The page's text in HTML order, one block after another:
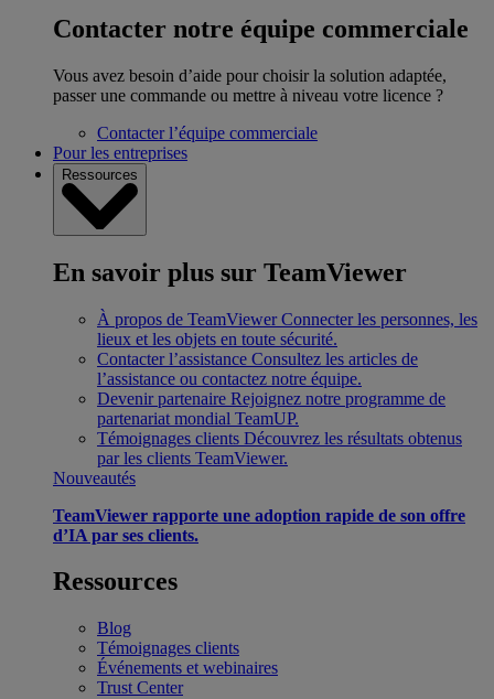
Contacter notre équipe commerciale
Vous avez besoin d’aide pour choisir la solution adaptée,
passer une commande ou mettre à niveau votre licence ?
Contacter l’équipe commerciale
Pour les entreprises
Ressources
En savoir plus sur TeamViewer
À propos de TeamViewer Connecter les personnes, les
lieux et les objets en toute sécurité.
Contacter l’assistance Consultez les articles de
l’assistance ou contactez notre équipe.
Devenir partenaire Rejoignez notre programme de
partenariat mondial TeamUP.
Témoignages clients Découvrez les résultats obtenus
par les clients TeamViewer.
Nouveautés
TeamViewer rapporte une adoption rapide de son offre
d’IA par ses clients.
Ressources
Blog
Témoignages clients
Événements et webinaires
Trust Center